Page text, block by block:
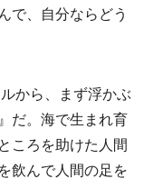
で、自分ならどう
から、まず浮かぶ
だ。海で生まれ育
ころを助けた人間
飲んで人間の足を